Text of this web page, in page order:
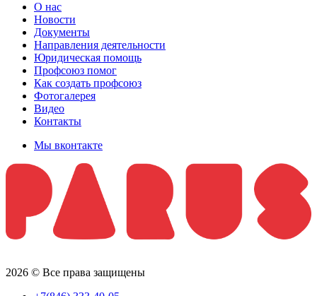
О нас
Новости
Документы
Направления деятельности
Юридическая помощь
Профсоюз помог
Как создать профсоюз
Фотогалерея
Видео
Контакты
Мы вконтакте
2026 © Все права защищены